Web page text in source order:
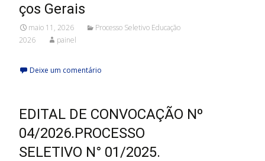
ços Gerais
maio 11, 2026
Processo Seletivo Educação
2026
painel
Deixe um comentário
EDITAL DE CONVOCAÇÃO Nº
04/2026.PROCESSO
SELETIVO N° 01/2025.